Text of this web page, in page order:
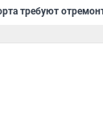
требуют